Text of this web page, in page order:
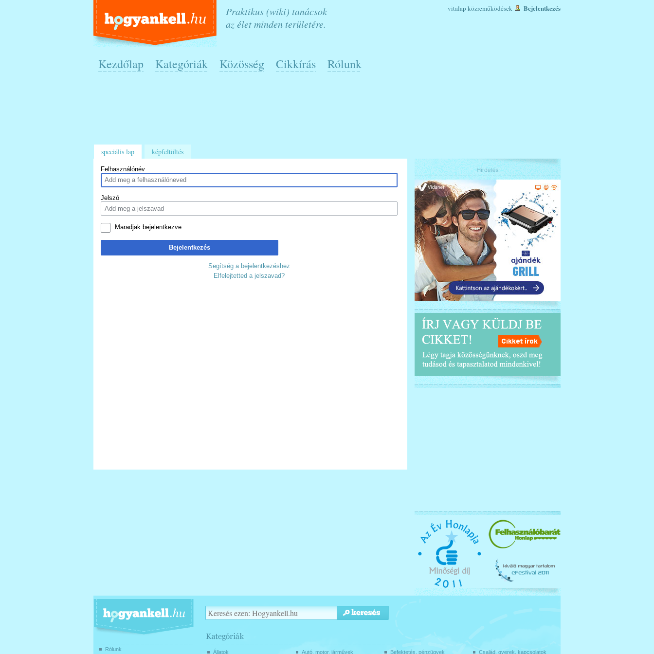
Praktikus (wiki) tanácsok
az élet minden területére.
vitalap közreműködések Bejelentkezés
Kezdőlap Kategóriák Közösség Cikkírás Rólunk
speciális lap képfeltöltés
Felhasználónév
Jelszó
Maradjak bejelentkezve
Bejelentkezés
Segítség a bejelentkezéshez
Elfelejtetted a jelszavad?
Állatok Autó, motor, járművek Befektetés, pénzügyek Család, gyerek, kapcsolatok
Rólunk